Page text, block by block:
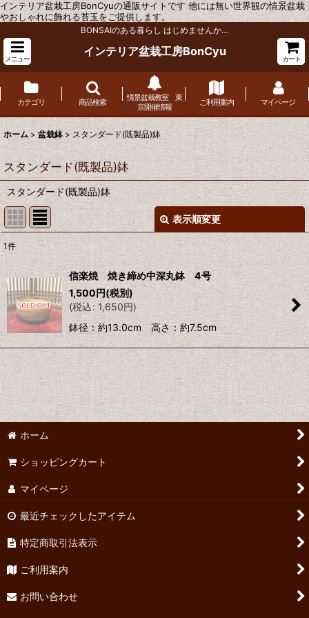
インテリア盆栽工房BonCyuの通販サイトです 他には無い世界観の情景盆栽
やおしゃれに飾れる苔玉をご提供します。
BONSAIのある暮らし はじめませんか…
メニュー
インテリア盆栽工房BonCyu
カート
カテゴリ 商品検索
情景盆栽教室 東
京開催情報
ご利用案内 マイページ
ホーム > 盆栽鉢 > スタンダード(既製品)鉢
スタンダード(既製品)鉢
スタンダード(既製品)鉢
表示順変更
表示数
並び順:
絞り込む
1件
信楽焼 焼き締め中深丸鉢 4号
1,500円(税別)
(税込: 1,650円)
鉢径：約13.0cm 高さ：約7.5cm
ホーム
ショッピングカート
マイページ
最近チェックしたアイテム
特定商取引法表示
ご利用案内
お問い合わせ